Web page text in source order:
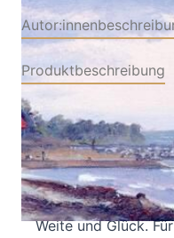
Produktbeschreibung
Ob Ostsee oder
Pazifik – sein
ans Meer. »Das
irgendeine Weise
gegenwärtig.« Es
Weite und Glück.